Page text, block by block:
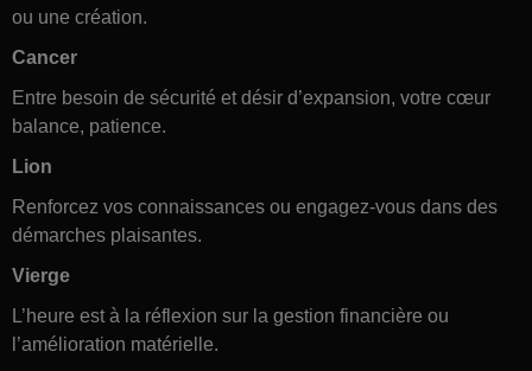
ou une création.
Cancer
Entre besoin de sécurité et désir d’expansion, votre cœur
balance, patience.
Lion
Renforcez vos connaissances ou engagez-vous dans des
démarches plaisantes.
Vierge
L’heure est à la réflexion sur la gestion financière ou
l’amélioration matérielle.